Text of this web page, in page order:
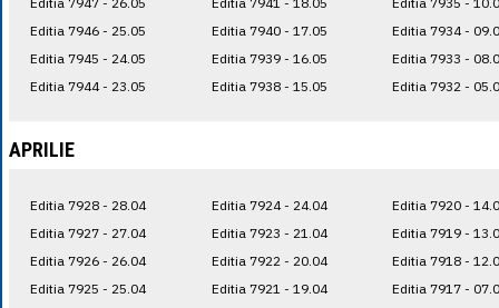
Editia 7946 - 25.05
Editia 7945 - 24.05
Editia 7944 - 23.05
Editia 7940 - 17.05
Editia 7939 - 16.05
Editia 7938 - 15.05
Editia 7934 -
Editia 7933 -
Editia 7932 -
APRILIE
Editia 7928 - 28.04
Editia 7927 - 27.04
Editia 7926 - 26.04
Editia 7925 - 25.04
Editia 7924 - 24.04
Editia 7923 - 21.04
Editia 7922 - 20.04
Editia 7921 - 19.04
Editia 7920 -
Editia 7919 -
Editia 7918 -
Editia 7917 -